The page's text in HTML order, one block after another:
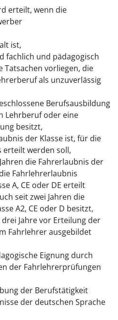
erteilt, wenn die
ist,
fachlich und pädagogisch
Tatsachen vorliegen, die
als unzuverlässig
Berufsausbildung
Lehrberuf oder eine
besitzt,
der Klasse ist, für die
erteilt werden soll,
die Fahrerlaubnis der
Fahrlehrerlaubnis
A, CE oder DE erteilt
seit zwei Jahren die
A2, CE oder D besitzt,
Jahre vor Erteilung der
Fahrlehrer ausgebildet
Eignung durch
der Fahrlehrerprüfungen
der Berufstätigkeit
der deutschen Sprache